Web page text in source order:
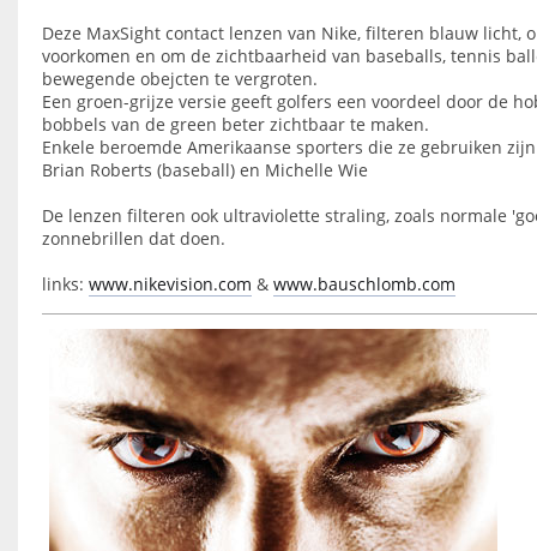
Deze MaxSight contact lenzen van Nike, filteren blauw licht,
voorkomen en om de zichtbaarheid van baseballs, tennis
bewegende obejcten te vergroten.
Een groen-grijze versie geeft golfers een voordeel door de
bobbels van de green beter zichtbaar te maken.
Enkele beroemde Amerikaanse sporters die ze gebruiken
Brian Roberts (baseball) en Michelle Wie
De lenzen filteren ook ultraviolette straling, zoals normale
zonnebrillen dat doen.
links: www.nikevision.com & www.bauschlomb.com